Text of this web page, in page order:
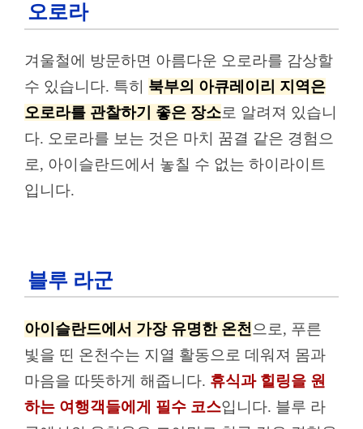
오로라
겨울철에 방문하면 아름다운 오로라를 감상할
수 있습니다. 특히 북부의 아큐레이리 지역은
오로라를 관찰하기 좋은 장소로 알려져 있습니
다. 오로라를 보는 것은 마치 꿈결 같은 경험으
로, 아이슬란드에서 놓칠 수 없는 하이라이트
입니다.
블루 라군
아이슬란드에서 가장 유명한 온천 으로, 푸른
빛을 띤 온천수는 지열 활동으로 데워져 몸과
마음을 따뜻하게 해줍니다. 휴식과 힐링을 원
하는 여행객들에게 필수 코스입니다. 블루 라